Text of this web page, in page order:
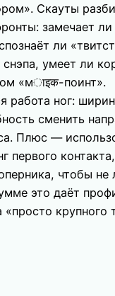
Скауты
замечает
ли
умеет ли
«мाइक-поинт».
работа ног:
сменить
Плюс —
первого
чтобы не
это даёт
«просто крупного